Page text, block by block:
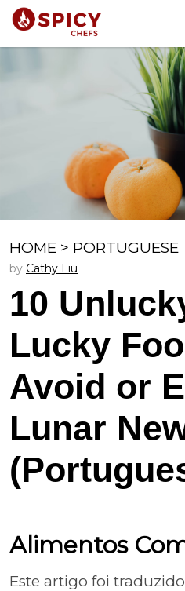
HOME > PORTUGUESE
by Cathy Liu
10
Lucky
Avoid or
Lunar
Alimentos
Este artigo foi